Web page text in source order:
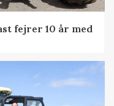
fejrer 10 år med